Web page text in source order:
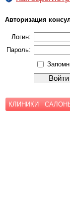
Авторизация
Логин:
Пароль:
КЛИНИКИ